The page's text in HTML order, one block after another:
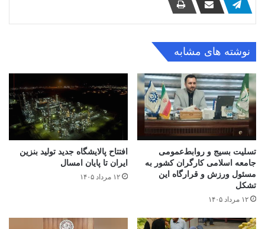
نوشته های مشابه
تسلیت بسیج و روابط‌عمومی
جامعه اسلامی کارگران کشور به
مسئول ورزش و قرارگاه این
تشکل
۱۲ مرداد ۱۴۰۵
افتتاح ‌پالایشگاه جدید تولید بنزین
ایران تا پایان امسال
۱۲ مرداد ۱۴۰۵